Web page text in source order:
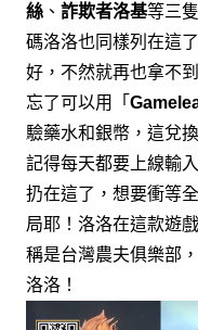
絲 、 詐欺者洛基等三
碼洛洛也同樣列在這了
好，不然就再也拿不到
忘了可以用「
驗藥水和銀幣， 這兌
記得每天都要上線輸入
扔在這了， 想要衝等
局耶！ 洛洛在這款遊
稱是台灣農夫俱樂部
洛洛！